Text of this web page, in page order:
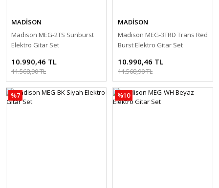
MADİSON
Madison MEG-2TS Sunburst
Elektro Gitar Set
10.990,46 TL
11.568,90 TL
MADİSON
Madison MEG-3TRD Trans Red
Burst Elektro Gitar Set
10.990,46 TL
11.568,90 TL
%7 %10